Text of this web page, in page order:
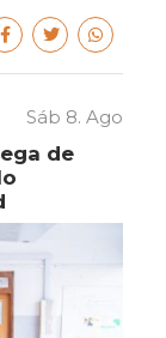
Sáb 8. Ago
de